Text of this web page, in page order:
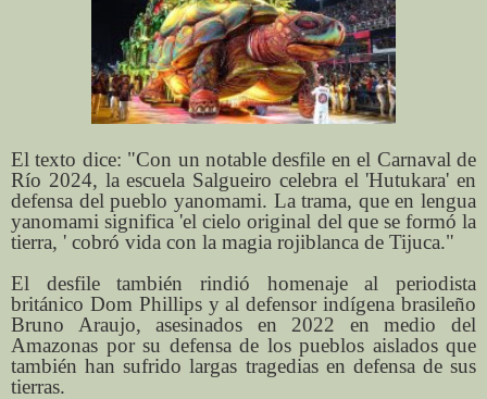
El texto dice: "Con un notable desfile en el Carnaval de
Río 2024, la escuela Salgueiro celebra el 'Hutukara' en
defensa del pueblo yanomami. La trama, que en lengua
yanomami significa 'el cielo original del que se formó la
tierra, ' cobró vida con la magia rojiblanca de Tijuca."
El desfile también rindió homenaje al periodista
británico Dom Phillips y al defensor indígena brasileño
Bruno Araujo, asesinados en 2022 en medio del
Amazonas por su defensa de los pueblos aislados que
también han sufrido largas tragedias en defensa de sus
tierras.